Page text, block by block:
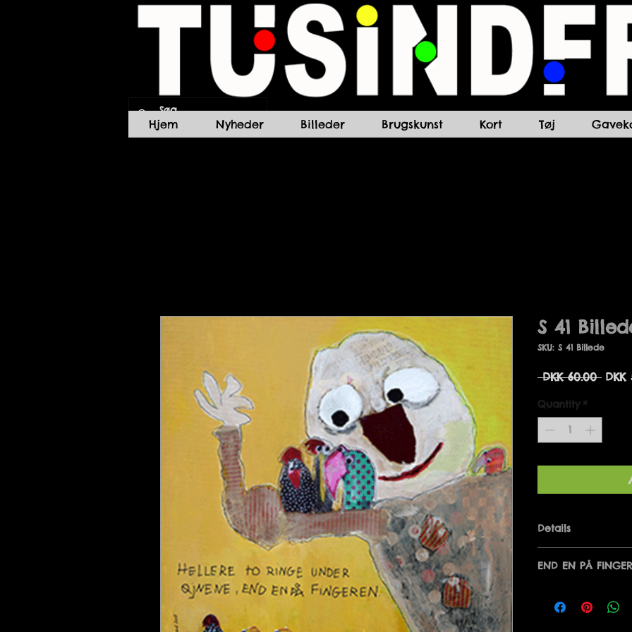
S 41
SKU: S 41 Billede
DKK 60.00 DKK
Quantity *
Details
END EN PÅ
Hjem Nyheder Billeder Brugskunst Kort Tøj